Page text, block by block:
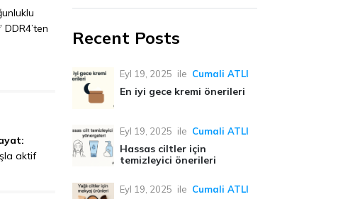
aktif
Recent Posts
Eyl 19, 2025 ile Cumali ATLI
En iyi gece kremi önerileri
Eyl 19, 2025 ile Cumali ATLI
Hassas ciltler için
temizleyici önerileri
Eyl 19, 2025 ile Cumali ATLI